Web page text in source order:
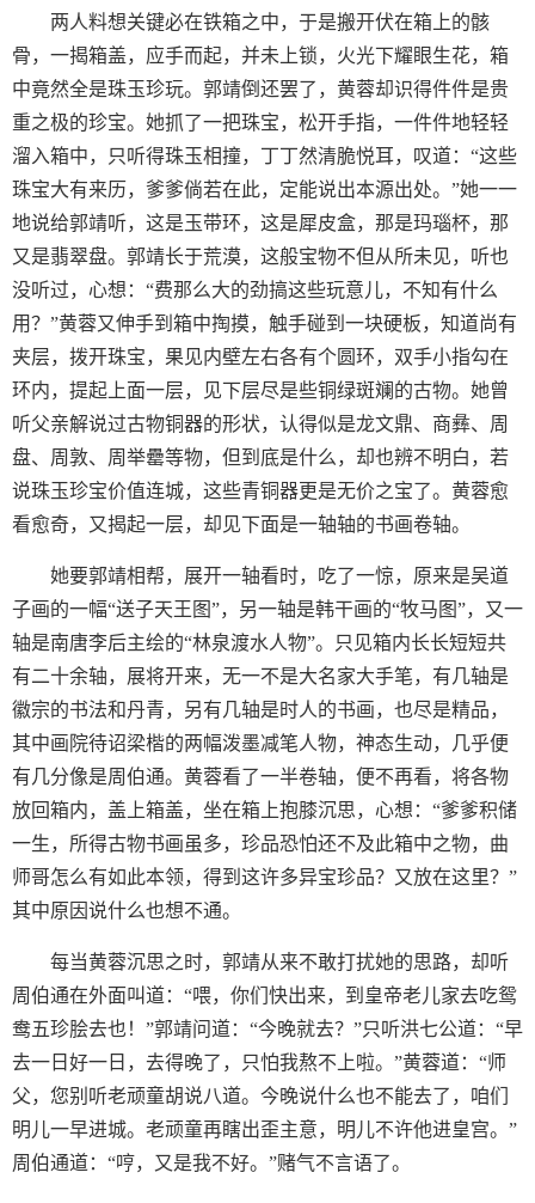
两人料想关键必在铁箱之中，于是搬开伏在箱上的骸
骨，一揭箱盖，应手而起，并未上锁，火光下耀眼生花，箱
中竟然全是珠玉珍玩。郭靖倒还罢了，黄蓉却识得件件是贵
重之极的珍宝。她抓了一把珠宝，松开手指，一件件地轻轻
溜入箱中，只听得珠玉相撞，丁丁然清脆悦耳，叹道：“这些
珠宝大有来历，爹爹倘若在此，定能说出本源出处。”她一一
地说给郭靖听，这是玉带环，这是犀皮盒，那是玛瑙杯，那
又是翡翠盘。郭靖长于荒漠，这般宝物不但从所未见，听也
没听过，心想：“费那么大的劲搞这些玩意儿，不知有什么
用？”黄蓉又伸手到箱中掏摸，触手碰到一块硬板，知道尚有
夹层，拨开珠宝，果见内壁左右各有个圆环，双手小指勾在
环内，提起上面一层，见下层尽是些铜绿斑斓的古物。她曾
听父亲解说过古物铜器的形状，认得似是龙文鼎、商彝、周
盘、周敦、周举罍等物，但到底是什么，却也辨不明白，若
说珠玉珍宝价值连城，这些青铜器更是无价之宝了。黄蓉愈
看愈奇，又揭起一层，却见下面是一轴轴的书画卷轴。
她要郭靖相帮，展开一轴看时，吃了一惊，原来是吴道
子画的一幅“送子天王图”，另一轴是韩干画的“牧马图”，又一
轴是南唐李后主绘的“林泉渡水人物”。只见箱内长长短短共
有二十余轴，展将开来，无一不是大名家大手笔，有几轴是
徽宗的书法和丹青，另有几轴是时人的书画，也尽是精品，
其中画院待诏梁楷的两幅泼墨减笔人物，神态生动，几乎便
有几分像是周伯通。黄蓉看了一半卷轴，便不再看，将各物
放回箱内，盖上箱盖，坐在箱上抱膝沉思，心想：“爹爹积储
一生，所得古物书画虽多，珍品恐怕还不及此箱中之物，曲
师哥怎么有如此本领，得到这许多异宝珍品？又放在这里？”
其中原因说什么也想不通。
每当黄蓉沉思之时，郭靖从来不敢打扰她的思路，却听
周伯通在外面叫道：“喂，你们快出来，到皇帝老儿家去吃鸳
鸯五珍脍去也！”郭靖问道：“今晚就去？”只听洪七公道：“早
去一日好一日，去得晚了，只怕我熬不上啦。”黄蓉道：“师
父，您别听老顽童胡说八道。今晚说什么也不能去了，咱们
明儿一早进城。老顽童再瞎出歪主意，明儿不许他进皇宫。”
周伯通道：“哼，又是我不好。”赌气不言语了。